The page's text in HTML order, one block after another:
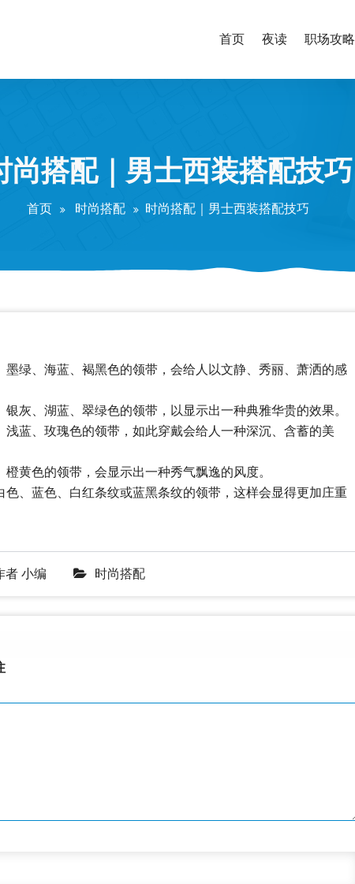
首页 夜读 职场攻略
尚搭配｜男士西装搭配技巧
首页 时尚搭配 时尚搭配｜男士西装搭配技巧
墨绿、海蓝、褐黑色的领带，会给人以文静、秀丽、萧洒的感
银灰、湖蓝、翠绿色的领带，以显示出一种典雅华贵的效果。
浅蓝、玫瑰色的领带，如此穿戴会给人一种深沉、含蓄的美
橙黄色的领带，会显示出一种秀气飘逸的风度。
色、蓝色、白红条纹或蓝黑条纹的领带，这样会显得更加庄重
者 小编 时尚搭配